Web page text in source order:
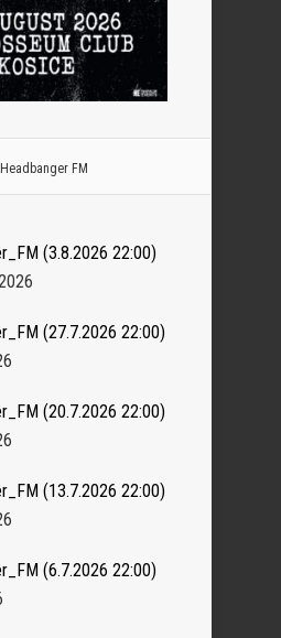
Headbanger FM
(3.8.2026 22:00)
(27.7.2026 22:00)
(20.7.2026 22:00)
(13.7.2026 22:00)
(6.7.2026 22:00)